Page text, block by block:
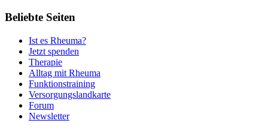
Beliebte Seiten
Ist es Rheuma?
Jetzt spenden
Therapie
Alltag mit Rheuma
Funktionstraining
Versorgungslandkarte
Forum
Newsletter